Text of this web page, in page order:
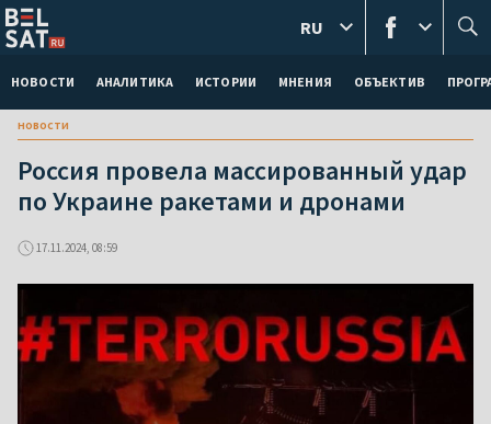
НОВОСТИ АНАЛИТИКА ИСТОРИИ МНЕНИЯ ОБЪЕКТИВ
RU
новости
Россия провела массированный удар
по Украине ракетами и дронами
17.11.2024, 08:59